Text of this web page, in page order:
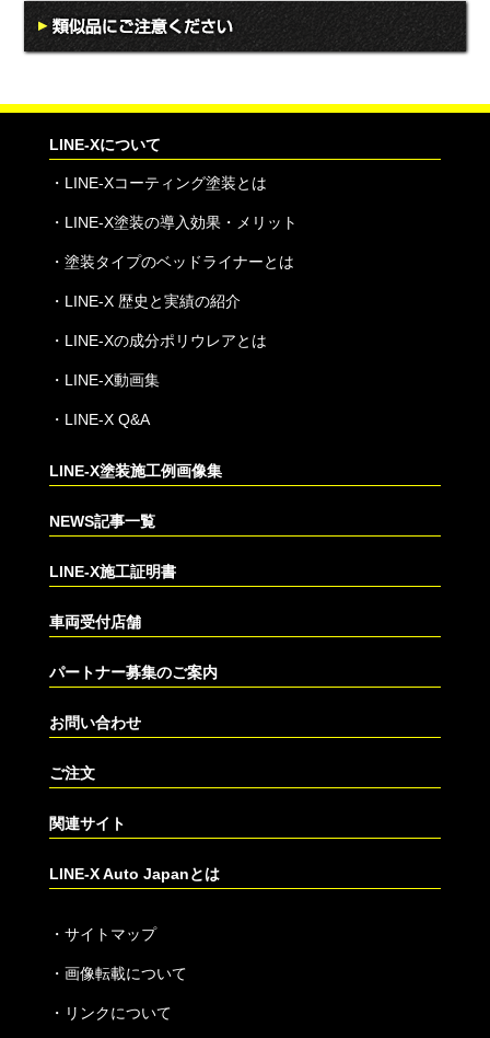
LINE-Xについて
・ LINE-Xコーティング塗装とは
・ LINE-X塗装の導入効果・メリット
・ 塗装タイプのベッドライナーとは
・ LINE-X 歴史と実績の紹介
・ LINE-Xの成分ポリウレアとは
・ LINE-X動画集
・ LINE-X Q&A
LINE-X塗装施工例画像集
NEWS記事一覧
LINE-X施工証明書
車両受付店舗
パートナー募集のご案内
お問い合わせ
ご注文
関連サイト
LINE-X Auto Japanとは
・ サイトマップ
・ 画像転載について
・ リンクについて